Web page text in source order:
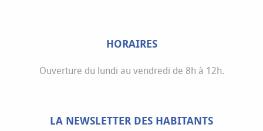
HORAIRES
Ouverture du lundi au vendredi de 8h à 12h.
LA NEWSLETTER DES HABITANTS